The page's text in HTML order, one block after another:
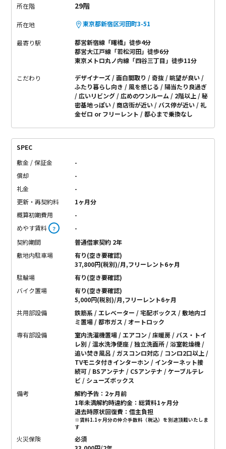
所在階 29階
所在地 東京都新宿区河田町3-51
最寄り駅
都営新宿線「曙橋」徒歩4分
都営大江戸線「若松河田」徒歩6分
東京メトロ丸ノ内線「四谷三丁目」徒歩11分
こだわり デザイナーズ 面白間取り 奇抜
眺望が良い
ふたり暮らし向き
風を感じる
陽当たり良過ぎ
広いリビング
広めのワンルーム 2階以上
秘
密基地っぽい
商店街が近い バス停が近い
礼
金ゼロ or フリーレント
都心まで乗換なし
SPEC
敷金 / 保証金
-
償却
-
礼金
-
更新・再契約料
1ヶ月分
概算初期費用
-
めやす賃料 ？
-
契約期間
普通借家契約 2年
敷地内駐車場
有り(空き要確認)
37,800円(税別)/月,フリーレント6ヶ月
駐輪場
有り(空き要確認)
バイク置場
有り(空き要確認)
5,000円(税別)/月,フリーレント6ヶ月
共用部設備
鉄筋系 / エレベーター / 宅配ボックス / 敷地内ゴ
ミ置場 / 都市ガス / オートロック
専有部設備
室内洗濯機置場 / エアコン / 床暖房 / バス・トイ
レ別 / 温水洗浄便座 / 独立洗面所 / 浴室乾燥機 /
追い焚き風呂 / ガスコンロ対応 / コンロ2口以上 /
TVモニタ付きインターホン / インターネット接
続可 / BSアンテナ / CSアンテナ / ケーブルテレ
ビ / シューズボックス
備考
解約予告：2ヶ月前
1年未満解約時違約金：総賃料1ヶ月分
退去時原状回復費：借主負担
※賃料1.1ヶ月分の仲介手数料（税込）を別途頂戴いたしま
す
火災保険
必須